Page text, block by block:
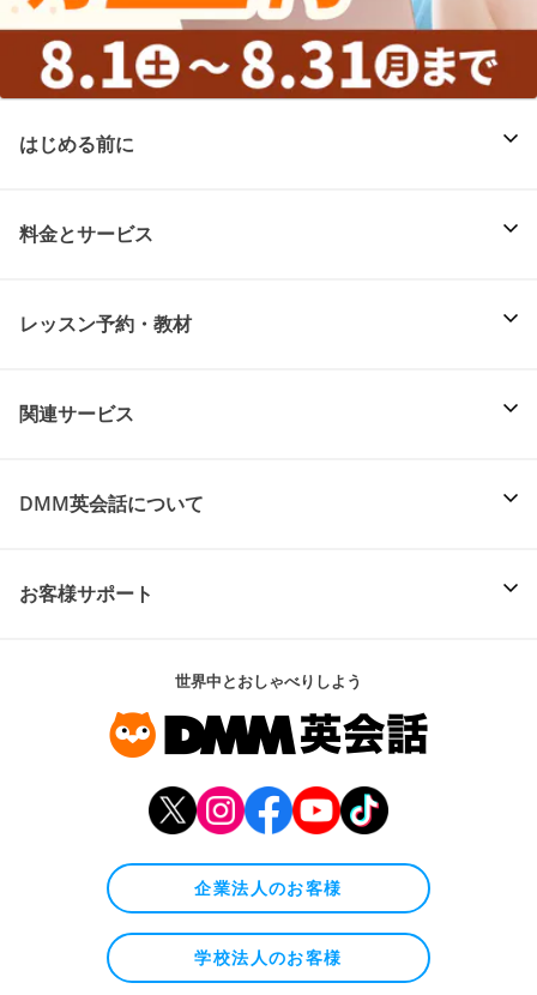
はじめる前に
料金とサービス
レッスン予約・教材
関連サービス
DMM英会話について
お客様サポート
世界中とおしゃべりしよう
企業法人のお客様
学校法人のお客様